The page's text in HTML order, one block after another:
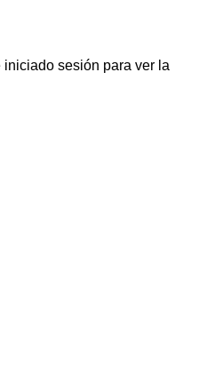
sesión para ver la